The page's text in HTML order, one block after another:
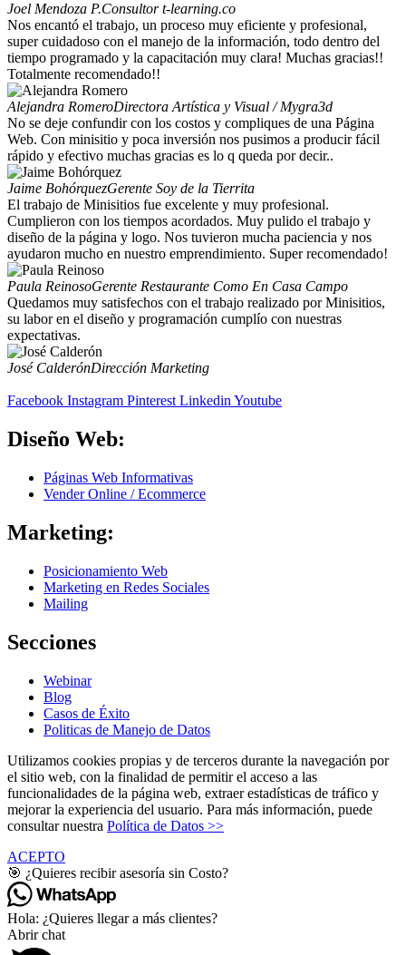
Joel Mendoza P.Consultor t-learning.co
Nos encantó el trabajo, un proceso muy eficiente y profesional,
super cuidadoso con el manejo de la información, todo dentro del
tiempo programado y la capacitación muy clara! Muchas gracias!!
Totalmente recomendado!!
Alejandra RomeroDirectora Artística y Visual / Mygra3d
No se deje confundir con los costos y compliques de una Página
Web. Con minisitio y poca inversión nos pusimos a producir fácil
rápido y efectivo muchas gracias es lo q queda por decir..
Jaime BohórquezGerente Soy de la Tierrita
El trabajo de Minisitios fue excelente y muy profesional.
Cumplieron con los tiempos acordados. Muy pulido el trabajo y
diseño de la página y logo. Nos tuvieron mucha paciencia y nos
ayudaron mucho en nuestro emprendimiento. Super recomendado!
Paula ReinosoGerente Restaurante Como En Casa Campo
Quedamos muy satisfechos con el trabajo realizado por Minisitios,
su labor en el diseño y programación cumplío con nuestras
expectativas.
José CalderónDirección Marketing
Facebook Instagram Pinterest Linkedin Youtube
Diseño Web:
Páginas Web Informativas
Vender Online / Ecommerce
Marketing:
Posicionamiento Web
Marketing en Redes Sociales
Mailing
Secciones
Webinar
Blog
Casos de Éxito
Politicas de Manejo de Datos
Utilizamos cookies propias y de terceros durante la navegación por
el sitio web, con la finalidad de permitir el acceso a las
funcionalidades de la página web, extraer estadísticas de tráfico y
mejorar la experiencia del usuario. Para más información, puede
consultar nuestra Política de Datos >>
ACEPTO
🎯 ¿Quieres recibir asesoría sin Costo?
Hola: ¿Quieres llegar a más clientes?
Abrir chat